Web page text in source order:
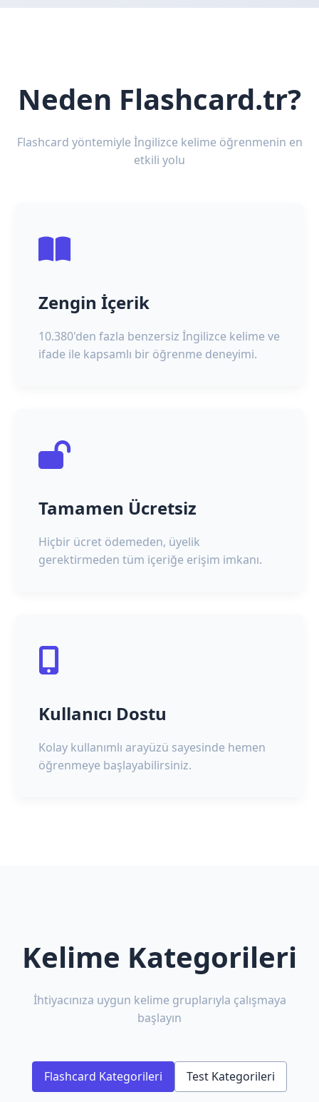
Neden Flashcard.tr?
Flashcard yöntemiyle İngilizce kelime öğrenmenin en
etkili yolu
Zengin İçerik
10.380'den fazla benzersiz İngilizce kelime ve
ifade ile kapsamlı bir öğrenme deneyimi.
Tamamen Ücretsiz
Hiçbir ücret ödemeden, üyelik
gerektirmeden tüm içeriğe erişim imkanı.
Kullanıcı Dostu
Kolay kullanımlı arayüzü sayesinde hemen
öğrenmeye başlayabilirsiniz.
Kelime Kategorileri
İhtiyacınıza uygun kelime gruplarıyla çalışmaya
başlayın
Flashcard Kategorileri Test Kategorileri